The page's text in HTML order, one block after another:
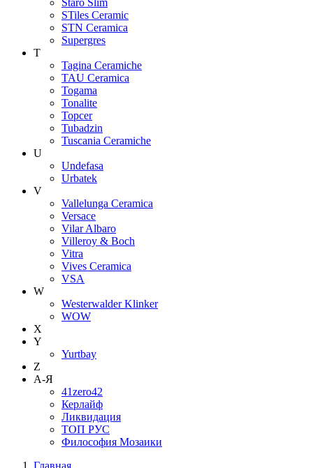
STiles Ceramic
STN Ceramica
Supergres
T
Tagina Ceramiche
TAU Ceramica
Togama
Tonalite
Topcer
Tubadzin
Tuscania Ceramiche
U
Undefasa
Urbatek
V
Vallelunga Ceramica
Versace
Vilar Albaro
Villeroy & Boch
Vitra
Vives Ceramica
VSA
W
Westerwalder Klinker
WOW
X
Y
Yurtbay
Z
А-Я
41zero42
Керлайф
Ликвидация
ТОП РУС
Философия Мозаики
Главная